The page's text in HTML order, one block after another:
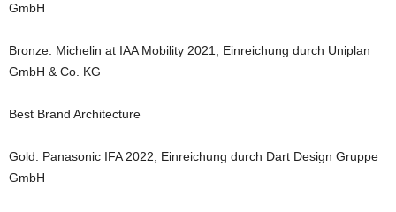
GmbH
Bronze: Michelin at IAA Mobility 2021, Einreichung durch Uniplan
GmbH & Co. KG
Best Brand Architecture
Gold: Panasonic IFA 2022, Einreichung durch Dart Design Gruppe
GmbH